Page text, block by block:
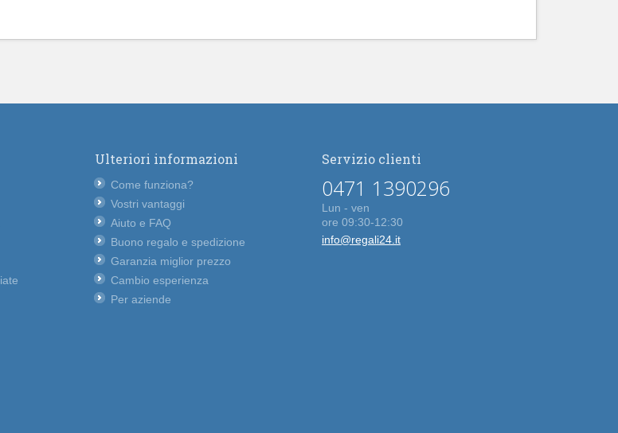
Ulteriori informazioni
Come funziona?
Vostri vantaggi
Aiuto e FAQ
Buono regalo e spedizione
Garanzia miglior prezzo
Cambio esperienza
Per aziende
Servizio clienti
0471 1390296
Lun - ven
ore 09:30-12:30
info@regali24.it